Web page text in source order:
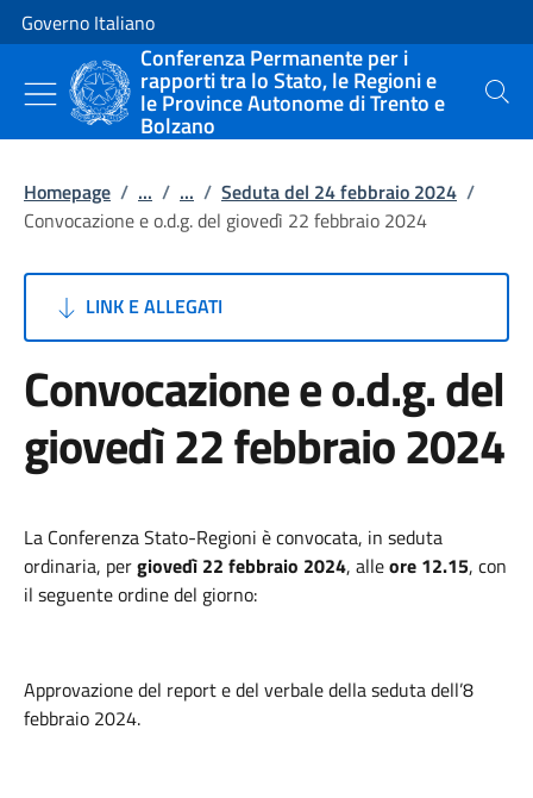
Vai al contenuto
Vai alla navigazione del sito
Governo Italiano
Conferenza Permanente per i
rapporti tra lo Stato, le Regioni e
le Province Autonome di Trento e
Bolzano
Cerca
Homepage / ... / ... / Seduta del 24 febbraio 2024 /
Convocazione e o.d.g. del giovedì 22 febbraio 2024
LINK E ALLEGATI
Convocazione e o.d.g. del
giovedì 22 febbraio 2024
La Conferenza Stato-Regioni è convocata, in seduta
ordinaria, pergiovedì 22 febbraio 2024, alleore 12.15, con
il seguente ordine del giorno:
Approvazione del report e del verbale della seduta dell’8
febbraio 2024.